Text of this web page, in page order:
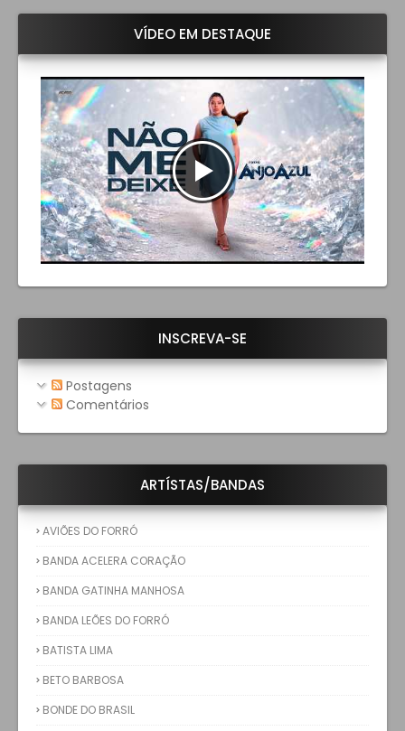
VÍDEO EM DESTAQUE
INSCREVA-SE
Postagens
Comentários
ARTÍSTAS/BANDAS
AVIÕES DO FORRÓ
BANDA ACELERA CORAÇÃO
BANDA GATINHA MANHOSA
BANDA LEÕES DO FORRÓ
BATISTA LIMA
BETO BARBOSA
BONDE DO BRASIL